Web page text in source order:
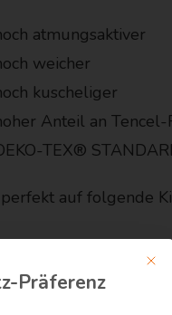
atmungsaktiver
weicher
kuscheliger
Anteil an Tencel-
TEX®
perfekt auf folgende
Mit
Präferenz